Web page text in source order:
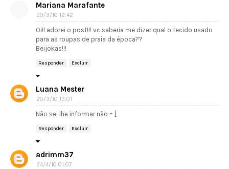
Mariana Marafante
20/3/10 12:42
Oi!! adorei o post!!! vc saberia me dizer qual o tecido usado
para as roupas de praia da época??
Beijokas!!!
Responder Excluir
Luana Mester
20/3/10 13:01
Não sei lhe informar não = [
Responder Excluir
adrimm37
24/4/10 01:07